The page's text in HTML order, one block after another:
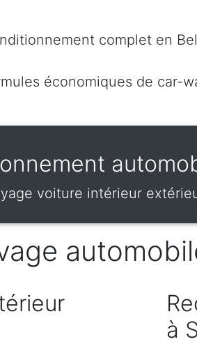
complet en
économiques de car-
voiture intérieur
à